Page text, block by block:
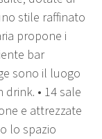
stile raffinato
propone i
bar
sono il luogo
• 14 sale
e attrezzate
lo spazio